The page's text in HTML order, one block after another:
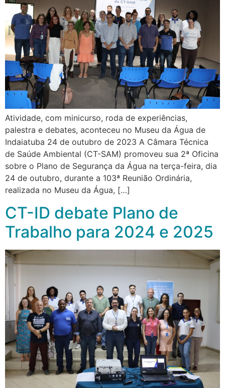
Atividade, com minicurso, roda de experiências,
palestra e debates, aconteceu no Museu da Água de
Indaiatuba 24 de outubro de 2023 A Câmara Técnica
de Saúde Ambiental (CT-SAM) promoveu sua 2ª Oficina
sobre o Plano de Segurança da Água na terça-feira, dia
24 de outubro, durante a 103ª Reunião Ordinária,
realizada no Museu da Água, […]
CT-ID debate Plano de
Trabalho para 2024 e 2025